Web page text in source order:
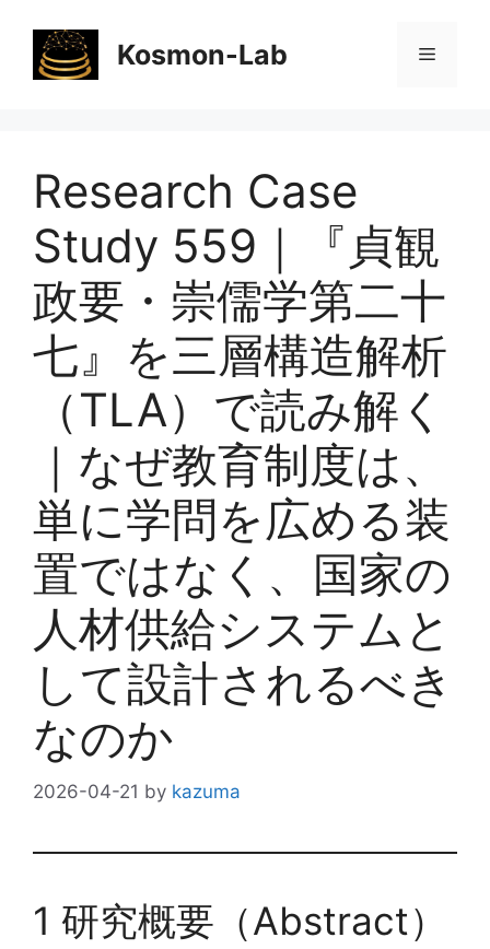
Kosmon-Lab メ
Research Case
Study 559｜『貞観
政要・崇儒学第二十
七』を三層構造解析
（TLA）で読み解く
｜なぜ教育制度は、
単に学問を広める装
置ではなく、国家の
人材供給システムと
して設計されるべき
なのか
2026-04-21 by kazuma
1 研究概要（Abstract）